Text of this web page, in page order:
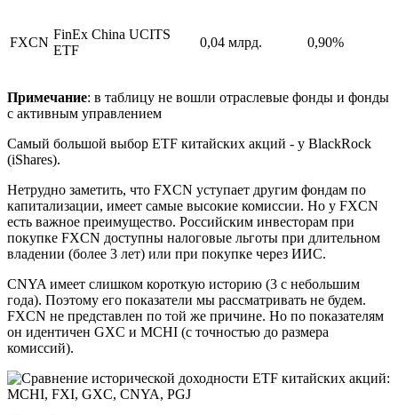
FXCN
FinEx China UCITS
ETF
0,04 млрд. 0,90%
Примечание: в таблицу не вошли отраслевые фонды и фонды
с активным управлением
Самый большой выбор ETF китайских акций - у BlackRock
(iShares).
Нетрудно заметить, что FXCN уступает другим фондам по
капитализации, имеет самые высокие комиссии. Но у FXCN
есть важное преимущество. Российским инвесторам при
покупке FXCN доступны налоговые льготы при длительном
владении (более 3 лет) или при покупке через ИИС.
CNYA имеет слишком короткую историю (3 с небольшим
года). Поэтому его показатели мы рассматривать не будем.
FXCN не представлен по той же причине. Но по показателям
он идентичен GXC и MCHI (с точностью до размера
комиссий).